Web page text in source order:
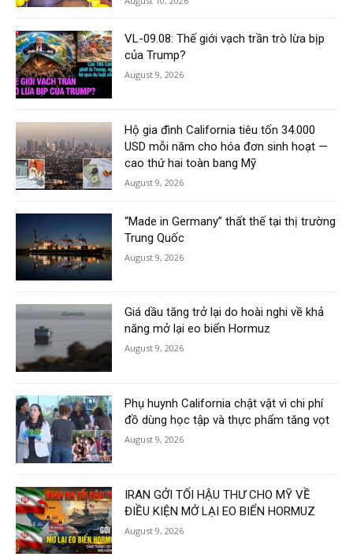
VL-09.08: Thế giới vạch trần trò lừa bịp
của Trump?
August 9, 2026
Hộ gia đình California tiêu tốn 34.000
USD mỗi năm cho hóa đơn sinh hoạt —
cao thứ hai toàn bang Mỹ
August 9, 2026
“Made in Germany” thất thế tại thị trường
Trung Quốc
August 9, 2026
Giá dầu tăng trở lại do hoài nghi về khả
năng mở lại eo biển Hormuz
August 9, 2026
Phụ huynh California chật vật vì chi phí
đồ dùng học tập và thực phẩm tăng vọt
August 9, 2026
IRAN GỞI TỐI HẬU THƯ CHO MỸ VỀ
ĐIỀU KIỆN MỞ LẠI EO BIỂN HORMUZ
August 9, 2026